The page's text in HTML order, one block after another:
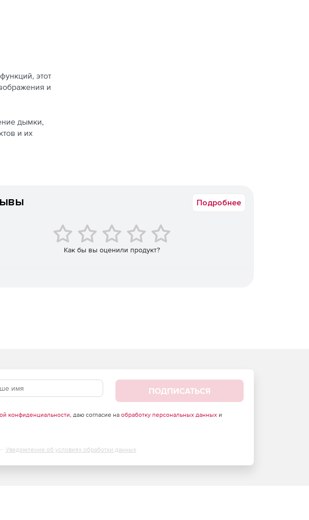
этот
и
дымки,
и их
Подробнее
Как бы вы оценили продукт?
ПОДПИСАТЬСЯ
конфиденциальности, даю согласие на обработку персональных данныхи
Уведомление об условиях обработки данных